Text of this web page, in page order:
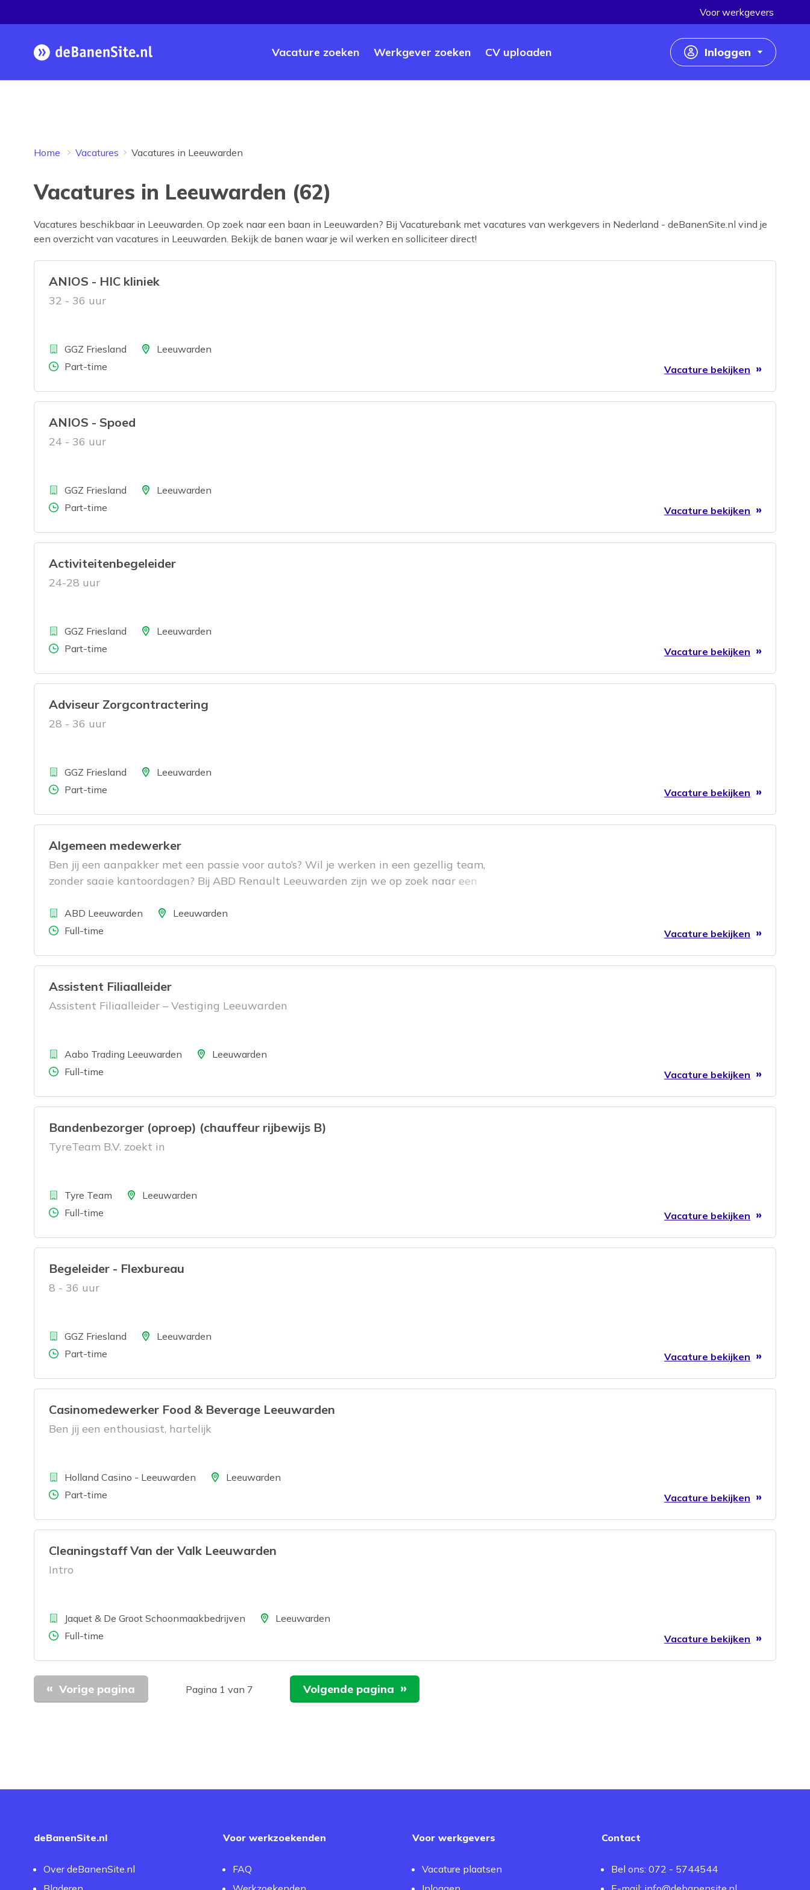
Homepage Vacature zoeken Werkgever zoeken CV uploaden
Voor werkgevers
Inloggen
Home Vacatures Vacatures in Leeuwarden
Vacatures in Leeuwarden (62)
Vacatures beschikbaar in Leeuwarden. Op zoek naar een baan in Leeuwarden? Bij Vacaturebank met vacatures van werkgevers in Nederland - deBanenSite.nl vind je
een overzicht van vacatures in Leeuwarden. Bekijk de banen waar je wil werken en solliciteer direct!
ANIOS - HIC kliniek
32 - 36 uur
BedrijfGGZ Friesland LocatieLeeuwarden
Aantal uren
Part-time Vacature bekijken
ANIOS - Spoed
24 - 36 uur
BedrijfGGZ Friesland LocatieLeeuwarden
Aantal uren
Part-time Vacature bekijken
Activiteitenbegeleider
24-28 uur
BedrijfGGZ Friesland LocatieLeeuwarden
Aantal uren
Part-time Vacature bekijken
Adviseur Zorgcontractering
28 - 36 uur
BedrijfGGZ Friesland LocatieLeeuwarden
Aantal uren
Part-time Vacature bekijken
Algemeen medewerker
Ben jij een aanpakker met een passie voor auto’s? Wil je werken in een gezellig team,
zonder saaie kantoordagen? Bij ABD Renault Leeuwarden zijn we op zoek naar een
tiptop uitzien.
BedrijfABD Leeuwarden LocatieLeeuwarden
Aantal uren
Full-time Vacature bekijken
Assistent Filiaalleider
Assistent Filiaalleider – Vestiging Leeuwarden
BedrijfAabo Trading Leeuwarden LocatieLeeuwarden
Aantal uren
Full-time Vacature bekijken
Bandenbezorger (oproep) (chauffeur rijbewijs B)
TyreTeam B.V. zoekt in
BedrijfTyre Team LocatieLeeuwarden
Aantal uren
Full-time Vacature bekijken
Begeleider - Flexbureau
8 - 36 uur
BedrijfGGZ Friesland LocatieLeeuwarden
Aantal uren
Part-time Vacature bekijken
Casinomedewerker Food & Beverage Leeuwarden
Ben jij een enthousiast, hartelijk
BedrijfHolland Casino - Leeuwarden LocatieLeeuwarden
Aantal uren
Part-time Vacature bekijken
Cleaningstaff Van der Valk Leeuwarden
Intro
BedrijfJaquet & De Groot Schoonmaakbedrijven LocatieLeeuwarden
Aantal uren
Full-time Vacature bekijken
Vorige pagina Pagina 1 van 7 Volgende pagina
deBanenSite.nl
Over deBanenSite.nl
Voor werkzoekenden
FAQ
Voor werkgevers
Vacature plaatsen
Contact
Bel ons: 072 - 5744544